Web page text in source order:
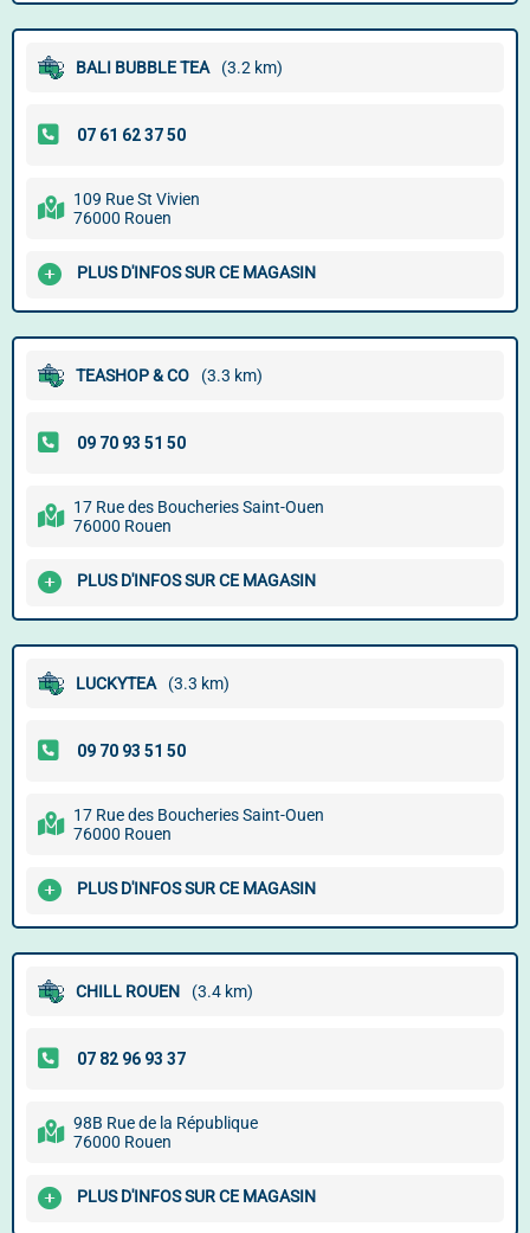
BALI BUBBLE TEA (3.2 km)
109 Rue St Vivien
76000 Rouen
PLUS D'INFOS SUR CE MAGASIN
TEASHOP & CO (3.3 km)
17 Rue des Boucheries Saint-Ouen
76000 Rouen
PLUS D'INFOS SUR CE MAGASIN
LUCKYTEA (3.3 km)
17 Rue des Boucheries Saint-Ouen
76000 Rouen
PLUS D'INFOS SUR CE MAGASIN
CHILL ROUEN (3.4 km)
98B Rue de la République
76000 Rouen
PLUS D'INFOS SUR CE MAGASIN